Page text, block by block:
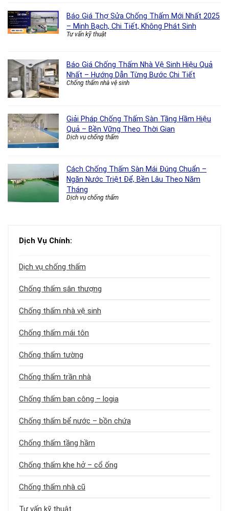
Báo Giá Thợ Sửa Chống Thấm Mới Nhất 2025
– Minh Bạch, Chi Tiết, Không Phát Sinh
Tư vấn kỹ thuật
Báo Giá Chống Thấm Nhà Vệ Sinh Hiệu Quả
Nhất – Hướng Dẫn Từng Bước Chi Tiết
Chống thấm nhà vệ sinh
Giải Pháp Chống Thấm Sàn Tầng Hầm Hiệu
Quả – Bền Vững Theo Thời Gian
Dịch vụ chống thấm
Cách Chống Thấm Sàn Mái Đúng Chuẩn –
Ngăn Nước Triệt Để, Bền Lâu Theo Năm
Tháng
Dịch vụ chống thấm
Dịch Vụ Chính:
Dịch vụ chống thấm
Chống thấm sân thượng
Chống thấm nhà vệ sinh
Chống thấm mái tôn
Chống thấm tường
Chống thấm trần nhà
Chống thấm ban công – logia
Chống thấm bể nước – bồn chứa
Chống thấm tầng hầm
Chống thấm khe hở – cổ ống
Chống thấm nhà cũ
Tư vấn kỹ thuật